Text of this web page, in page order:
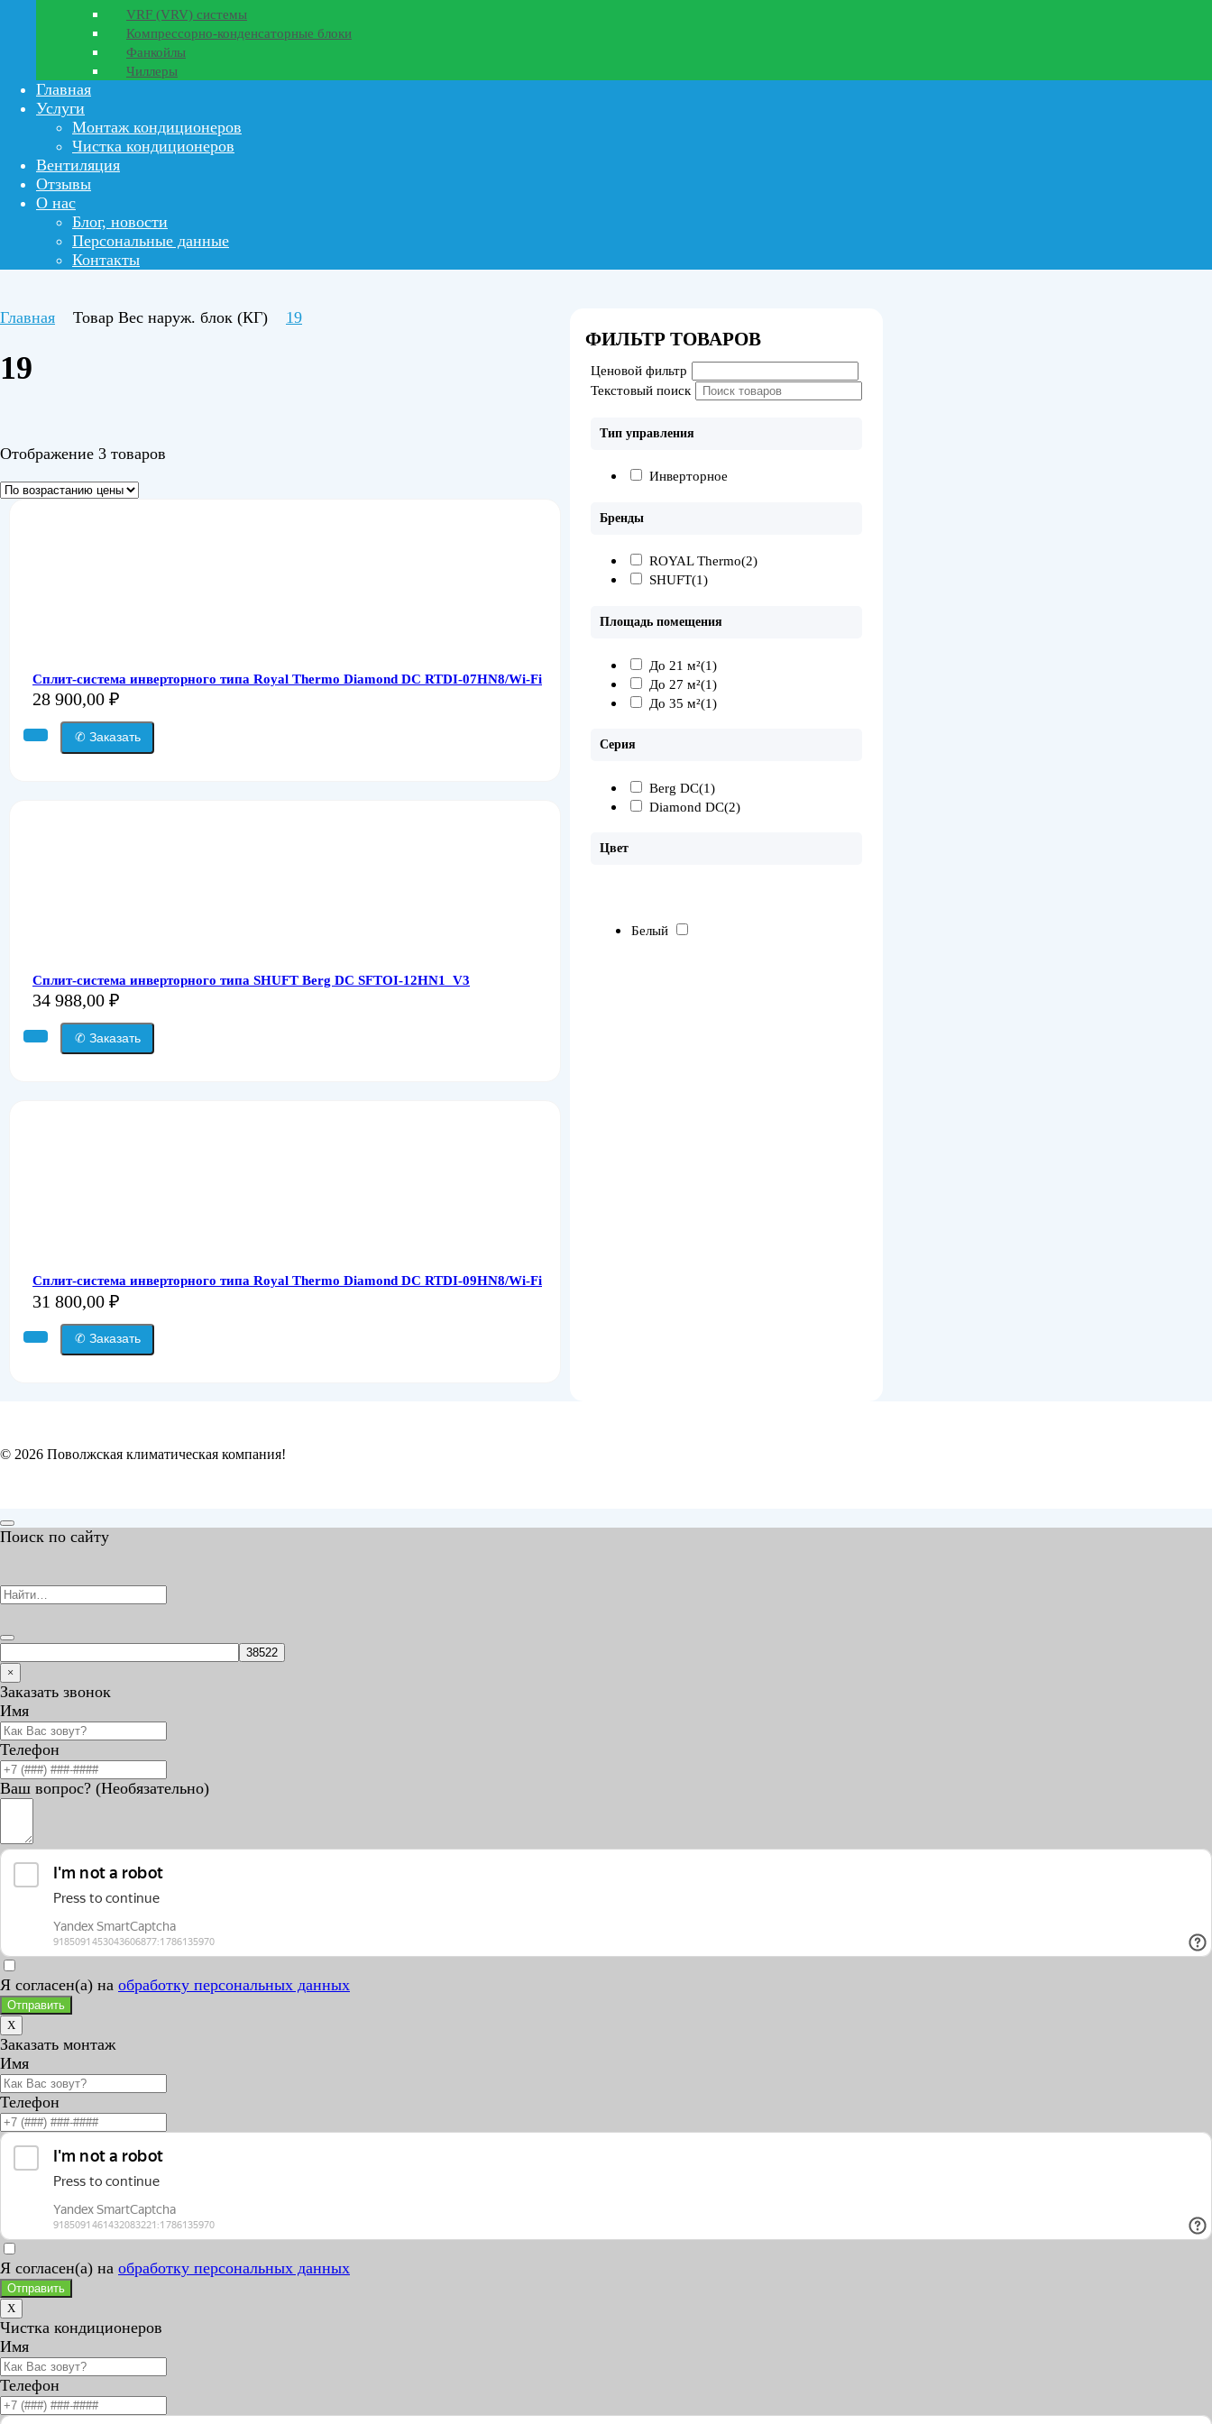
VRF (VRV) системы
Компрессорно-конденсаторные блоки
Фанкойлы
Чиллеры
Главная
Услуги
Монтаж кондиционеров
Чистка кондиционеров
Вентиляция
Отзывы
О нас
Блог, новости
Персональные данные
Контакты
Главная Товар Вес наруж. блок (КГ) 19
19
Отображение 3 товаров
Сплит-система инверторного типа Royal Thermo Diamond DC RTDI-07HN8/Wi-Fi
28 900,00 ₽
✆ Заказать
Сплит-система инверторного типа SHUFT Berg DC SFTOI-12HN1_V3
34 988,00 ₽
✆ Заказать
Сплит-система инверторного типа Royal Thermo Diamond DC RTDI-09HN8/Wi-Fi
31 800,00 ₽
✆ Заказать
ФИЛЬТР ТОВАРОВ
Ценовой фильтр
Текстовый поиск
Тип управления
Инверторное
Бренды
ROYAL Thermo(2)
SHUFT(1)
Площадь помещения
До 21 м²(1)
До 27 м²(1)
До 35 м²(1)
Серия
Berg DC(1)
Diamond DC(2)
Цвет
Белый
© 2026 Поволжская климатическая компания!
Поиск по сайту
for:
×
Заказать звонок
Имя
Телефон
Ваш вопрос? (Необязательно)
Я согласен(а) на обработку персональных данных
Отправить
X
Заказать монтаж
Имя
Телефон
Я согласен(а) на обработку персональных данных
Отправить
X
Чистка кондиционеров
Имя
Телефон